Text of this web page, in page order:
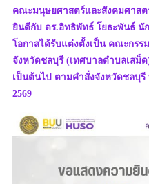
คณะมนุษยศาสตร์และสังคมศาส
ยินดีกับ ดร.อิทธิพัทธ์ โยธะพันธ์ นั
โอกาสได้รับแต่งตั้งเป็น คณะกร
จังหวัดชลบุรี (เทศบาลตำบลเสม็
เป็นต้นไป ตามคำสั่งจังหวัดชลบุรี
2569